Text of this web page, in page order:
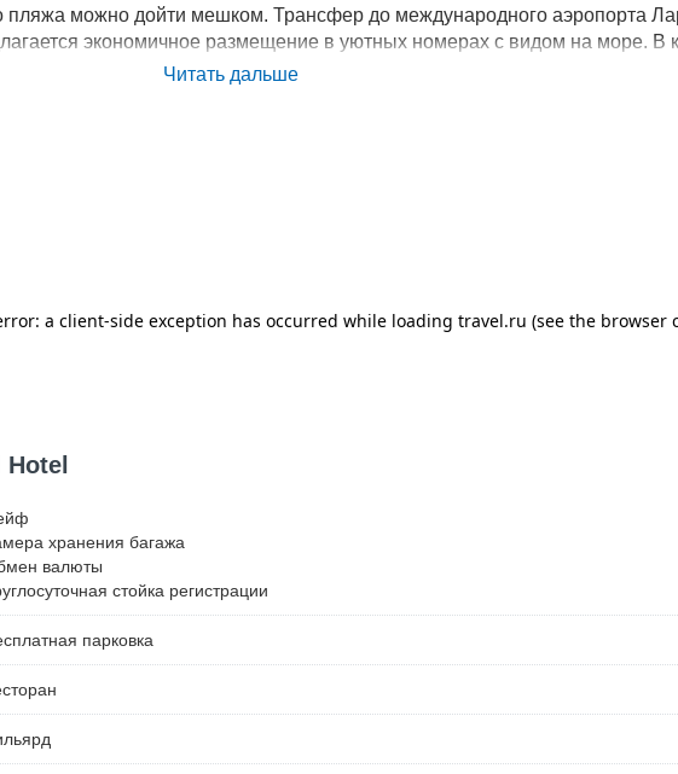
пляжа можно дойти мешком. Трансфер до международного аэропорта
экономичное размещение в уютных номерах с видом на море. В
есть отдельная ванная комната. В стоимость проживания
Читать дальше
хранения багажа
валюты
стойка регистрации
парковка